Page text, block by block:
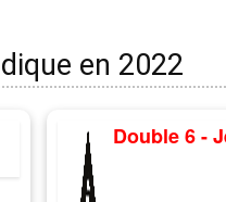
en 2022
Double 6 -